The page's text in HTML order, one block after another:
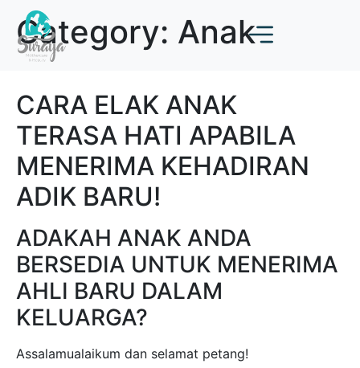
Category: Anak
CARA ELAK ANAK
TERASA HATI APABILA
MENERIMA KEHADIRAN
ADIK BARU!
ADAKAH ANAK ANDA
BERSEDIA UNTUK MENERIMA
AHLI BARU DALAM
KELUARGA?
Assalamualaikum dan selamat petang!